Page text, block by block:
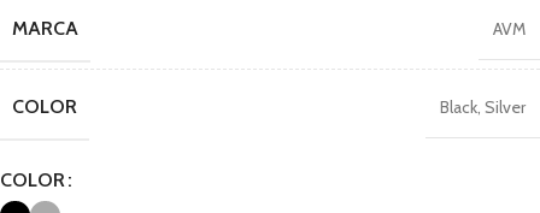
MARCA AVM
COLOR Black, Silver
COLOR